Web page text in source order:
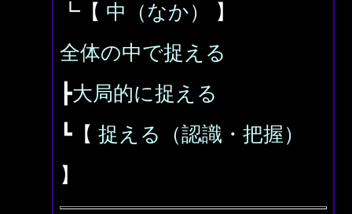
┗【 中（なか）
】
全体の中で捉える
┣大局的に捉える
┗【 捉える（認識・把握）
】